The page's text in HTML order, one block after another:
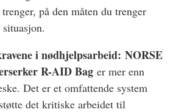
på den måten du trenger
i nødhjelpsarbeid: NORSE
R-AID Bag er mer enn
Det er et omfattende system
det kritiske arbeidet til